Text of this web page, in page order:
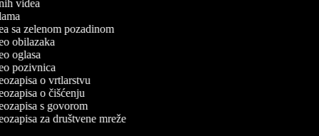
videa
sa zelenom pozadinom
obilazaka
oglasa
pozivnica
o vrtlarstvu
o čišćenju
s govorom
za društvene mreže